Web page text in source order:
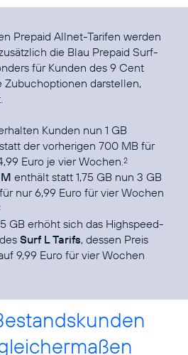
Prepaid Allnet-Tarifen werden
die Blau Prepaid Surf-
für Kunden des 9 Cent
Zubuchoptionen darstellen,
Kunden nun 1 GB
der vorherigen 700 MB für
Euro je vier Wochen. 2
enthält statt 1,75 GB nun 3 GB
nur 6,99 Euro für vier Wochen
GB erhöht sich das Highspeed-
Surf L Tarifs, dessen Preis
9,99 Euro für vier Wochen